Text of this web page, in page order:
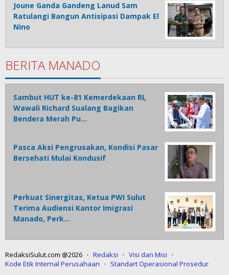
Joune Ganda Gandeng Lanud Sam
Ratulangi Bangun Antisipasi Dampak El
Nino
BERITA MANADO
Sambut HUT ke-81 Kemerdekaan RI,
Wawali Richard Sualang Bagikan
Bendera Merah Pu…
Pasca Aksi Pengrusakan, Kondisi Pasar
Bersehati Mulai Kondusif
Perkuat Sinergitas, Ketua PWI Sulut
Terima Audiensi Kantor Imigrasi
Manado, Perk…
RedaksiSulut.com @2026 Redaksi
Visi dan Misi
Kode Etik Internal Perusahaan
Standart Operasional Prosedur